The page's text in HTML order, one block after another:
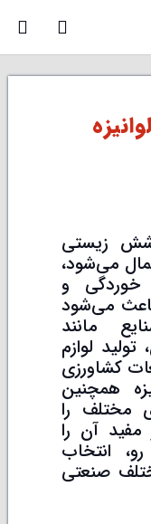
زیستی
می‌شود،
خوردگی و
می‌شود
مانند
لوازم
کشاورزی
همچنین
مختلف را
آن را
انتخاب
صنعتی